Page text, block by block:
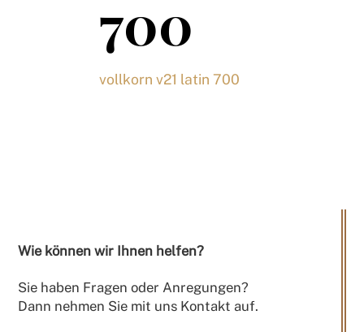
700
vollkorn v21 latin 700
Wie können wir Ihnen helfen?
Sie haben Fragen oder Anregungen?
Dann nehmen Sie mit uns Kontakt auf.